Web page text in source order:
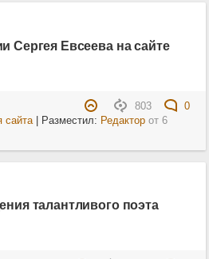
Сергея Евсеева на сайте
803
0
сайта| Разместил: Редакторот 6
талантливого поэта